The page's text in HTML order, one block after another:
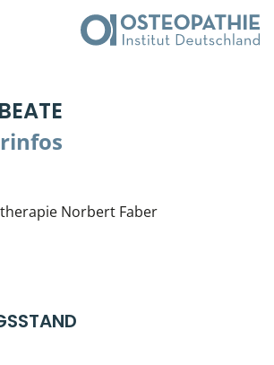
Norbert Faber
Kurse
DB